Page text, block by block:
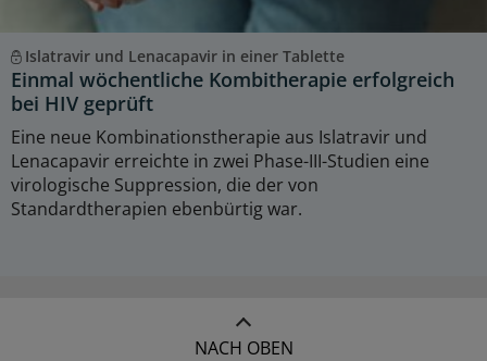
Islatravir und Lenacapavir in einer Tablette
Einmal wöchentliche Kombitherapie erfolgreich
bei HIV geprüft
Eine neue Kombinationstherapie aus Islatravir und
Lenacapavir erreichte in zwei Phase-III-Studien eine
virologische Suppression, die der von
Standardtherapien ebenbürtig war.
NACH OBEN